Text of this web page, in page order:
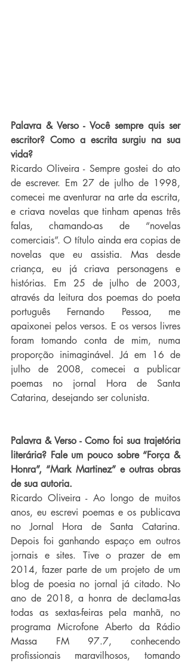
Palavra & Verso - Você sempre quis ser
escritor? Como a escrita surgiu na sua
vida?
Ricardo Oliveira - Sempre gostei do ato
de escrever. Em 27 de julho de 1998,
comecei me aventurar na arte da escrita,
e criava novelas que tinham apenas três
falas, chamando-as de “novelas
comerciais”. O título ainda era copias de
novelas que eu assistia. Mas desde
criança, eu já criava personagens e
histórias. Em 25 de julho de 2003,
através da leitura dos poemas do poeta
português Fernando Pessoa, me
apaixonei pelos versos. E os versos livres
foram tomando conta de mim, numa
proporção inimaginável. Já em 16 de
julho de 2008, comecei a publicar
poemas no jornal Hora de Santa
Catarina, desejando ser colunista.
Palavra & Verso - Como foi sua trajetória
literária? Fale um pouco sobre “Força &
Honra”, “Mark Martinez” e outras obras
de sua autoria.
Ricardo Oliveira - Ao longo de muitos
anos, eu escrevi poemas e os publicava
no Jornal Hora de Santa Catarina.
Depois foi ganhando espaço em outros
jornais e sites. Tive o prazer de em
2014, fazer parte de um projeto de um
blog de poesia no jornal já citado. No
ano de 2018, a honra de declama-las
todas as sextas-feiras pela manhã, no
programa Microfone Aberto da Rádio
Massa FM 97.7, conhecendo
profissionais maravilhosos, tomando